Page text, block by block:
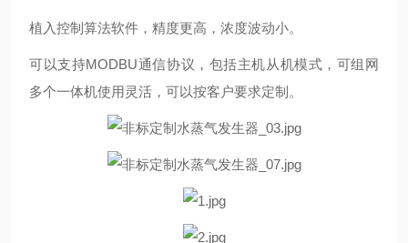
植入控制算法软件，精度更高，浓度波动小。
可以支持MODBU通信协议，包括主机从机模式，可组网
多个一体机使用灵活，可以按客户要求定制。